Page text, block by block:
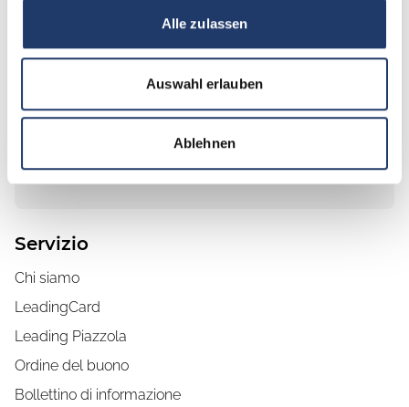
Alle zulassen
Auswahl erlauben
Ablehnen
Servizio
Chi siamo
LeadingCard
Leading Piazzola
Ordine del buono
Bollettino di informazione
ottenere vantaggi e bonus esclusivi
Godetevi i numerosi vantaggi della nostra
ottenere interessanti bonus.
Ordinare la LeadingCard
Ulteriori informazioni